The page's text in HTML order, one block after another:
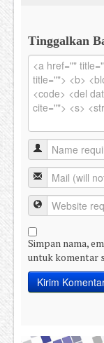
Tinggalkan
Simpan nama,
untuk komentar